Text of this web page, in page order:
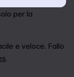
per la
e veloce. Fallo
.